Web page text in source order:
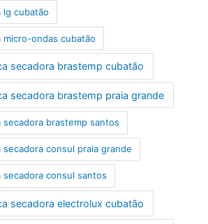
lg cubatão
ondas cubatão
secadora brastemp cubatão
secadora brastemp praia grande
brastemp santos
consul praia grande
consul santos
secadora electrolux cubatão